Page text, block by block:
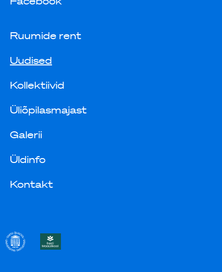
Ruumide rent
Uudised
Kollektiivid
Üliõpilasmajast
Galerii
Üldinfo
Kontakt